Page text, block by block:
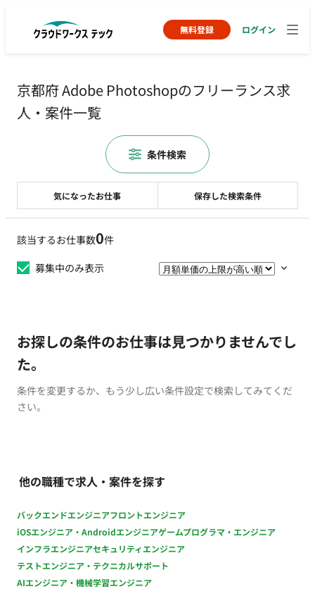
無料登録 ログイン
京都府 Adobe Photoshopのフリーランス求
人・案件一覧
該当するお仕事数0件
募集中のみ表示
お探しの条件のお仕事は見つかりませんでし
た。
条件を変更するか、もう少し広い条件設定で検索してみてくだ
さい。
他の職種で求人・案件を探す
バックエンドエンジニアフロントエンジニア
iOSエンジニア・Androidエンジニアゲームプログラマ・エンジニア
インフラエンジニアセキュリティエンジニア
テストエンジニア・テクニカルサポート
AIエンジニア・機械学習エンジニア
気になったお仕事 保存した検索条件
条件検索